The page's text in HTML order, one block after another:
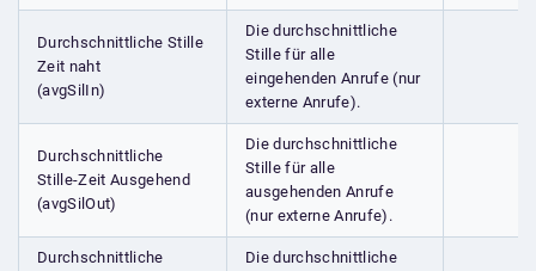
Durchschnittliche Stille
Zeit naht
(avgSilIn)
Die durchschnittliche
Stille für alle
eingehenden Anrufe (nur
externe Anrufe).
Durchschnittliche
Stille-Zeit Ausgehend
(avgSilOut)
Die durchschnittliche
Stille für alle
ausgehenden Anrufe
(nur externe Anrufe).
Durchschnittliche Die durchschnittliche